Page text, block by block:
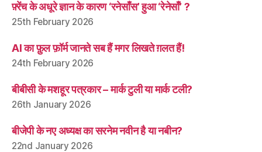
फ़्रेंच के अधूरे ज्ञान के कारण ‘रनेसाँस’ हुआ ‘रेनेसाँ’ ?
25th February 2026
AI का फ़ुल फ़ॉर्म जानते सब हैं मगर लिखते ग़लत हैं!
24th February 2026
बीबीसी के मशहूर पत्रकार – मार्क टुली या मार्क टली?
26th January 2026
बीजेपी के नए अध्यक्ष का सरनेम नवीन है या नबीन?
22nd January 2026